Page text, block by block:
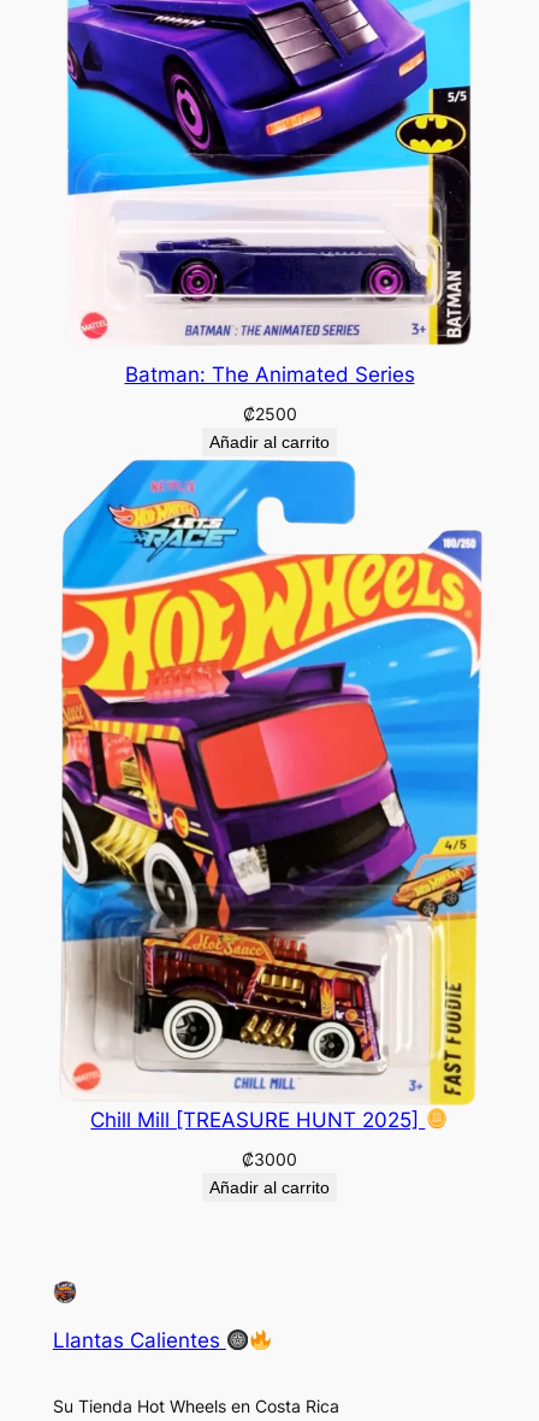
Batman: The Animated Series
₡2500
Añadir al carrito
Chill Mill [TREASURE HUNT 2025]
₡3000
Añadir al carrito
Llantas Calientes
Su Tienda Hot Wheels en Costa Rica